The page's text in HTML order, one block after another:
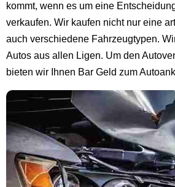
kommt, wenn es um eine
verkaufen. Wir kaufen nicht nur eine
auch verschiedene Fahrzeugtypen.
Autos aus allen Ligen. Um den
bieten wir Ihnen Bar Geld zum